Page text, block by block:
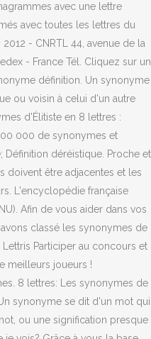
avec une lettre
avec toutes les lettres du
- CNRTL 44, avenue de la
- France Tél. Cliquez sur un
définition. Un synonyme
ou voisin à celui d'un autre
d'Élitiste en 8 lettres :
000 de synonymes et
Définition déréistique. Proche et
doivent être adjacentes et les
L'encyclopédie française
Afin de vous aider dans vos
classé les synonymes de
Participer au concours et
meilleurs joueurs !
8 lettres: Les synonymes de
synonyme se dit d'un mot qui
ou une signification presque